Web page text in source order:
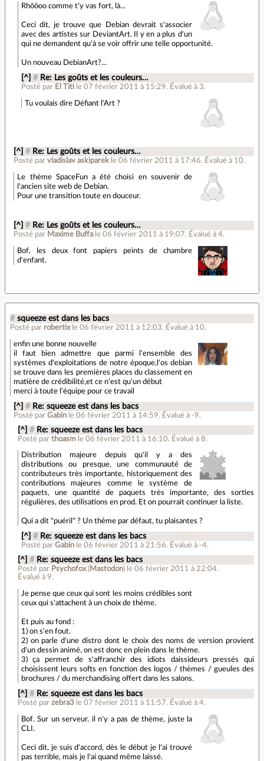
Rhôôoo comme t'y vas fort, là...
Ceci dit, je trouve que Debian devrait s'associer
avec des artistes sur DeviantArt. Il y en a plus d'un
qui ne demandent qu'à se voir offrir une telle opportunité.
Un nouveau DebianArt?...
[^] # Re: Les goûts et les couleurs…
Posté par El Titi le 07 février 2011 à 15:29. Évalué à 3.
Tu voulais dire Défiant l'Art ?
[^] # Re: Les goûts et les couleurs…
Posté parvladislav askiparek le 06 février 2011 à 17:46. Évalué à 10.
Le thème SpaceFun a été choisi en souvenir de
l'ancien site web de Debian.
Pour une transition toute en douceur.
[^] # Re: Les goûts et les couleurs…
Posté par Maxime Buffa le 06 février 2011 à 19:07. Évalué à4.
Bof, les deux font papiers peints de chambre
d'enfant.
# squeeze est dans les bacs
Posté par robertix le 06 février 2011 à 12:03. Évalué à 10.
enfin une bonne nouvelle
il faut bien admettre que parmi l'ensemble des
systèmes d'exploitations de notre époque,l'os debian
se trouve dans les premières places du classement en
matière de crédibilité,et ce n'est qu'un début
merci à toute l'équipe pour ce travail
[^] # Re: squeeze est dans les bacs
Posté parGabin le 06 février 2011 à 14:59. Évalué à -9.
[^] # Re: squeeze est dans les bacs
Posté par thoasm le 06 février 2011 à 16:10. Évalué à 8.
Distribution majeure depuis qu'il y a des
distributions ou presque, une communauté de
contributeurs très importante, historiquement des
contributions majeures comme le système de
paquets, une quantité de paquets très importante, des sorties
régulières, des utilisations en prod. Et on pourrait continuer la liste.
Qui a dit "puéril" ? Un thème par défaut, tu plaisantes ?
[^] # Re: squeeze est dans les bacs
Posté parGabin le 06 février 2011 à 21:56. Évalué à -4.
[^] # Re: squeeze est dans les bacs
Posté par Psychofox(Mastodon) le 06 février 2011 à 22:04.
Évalué à 9.
Je pense que ceux qui sont les moins crédibles sont
ceux qui s'attachent à un choix de thème.
Et puis au fond :
1) on s'en fout.
2) on parle d'une distro dont le choix des noms de version provient
d'un dessin animé, on est donc en plein dans le thème.
3) ça permet de s'affranchir des idiots daissideurs pressés qui
choisissent leurs softs en fonction des logos / thèmes / gueules des
brochures / du merchandising offert dans les salons.
[^] # Re: squeeze est dans les bacs
Posté par zebra3 le 07 février 2011 à 11:57. Évalué à 4.
Bof. Sur un serveur, il n'y a pas de thème, juste la
CLI.
Ceci dit, je suis d'accord, dès le début je l'ai trouvé
pas terrible, mais je l'ai quand même laissé.